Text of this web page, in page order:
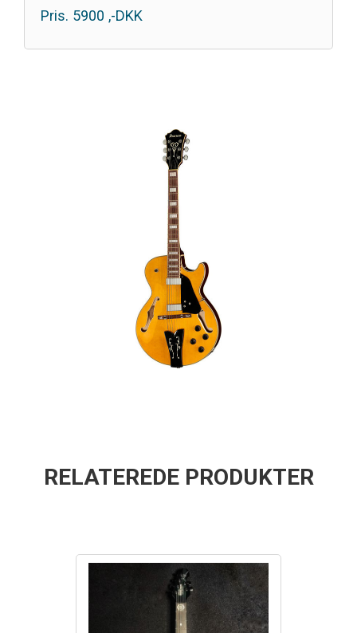
Pris. 5900 ,-DKK
RELATEREDE PRODUKTER